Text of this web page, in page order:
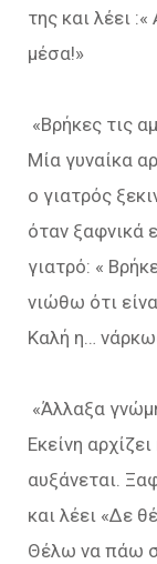
της και λέει
μέσα!»
«Βρήκες τις
Μία γυναίκα
ο γιατρός
όταν ξαφνικά
γιατρό: «
νιώθω ότι
Καλή η…
«Άλλαξα
Εκείνη
αυξάνεται.
και λέει «Δε
Θέλω να πάω